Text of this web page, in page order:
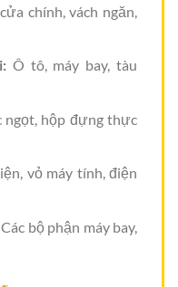
chính, vách ngăn,
Ô tô, máy bay, tàu
ngọt, hộp đựng thực
vỏ máy tính, điện
bộ phận máy bay,